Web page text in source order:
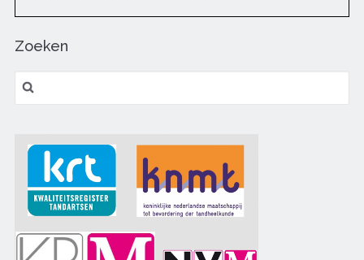
Zoeken
Zoeken naar: